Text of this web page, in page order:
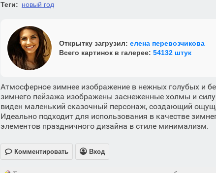
Теги: новый год
Открытку загрузил: елена перевозчикова
Всего картинок в галерее: 54132 штук
Атмосферное зимнее изображение в нежных голубых и
зимнего пейзажа изображены заснеженные холмы и
виден маленький сказочный персонаж, создающий
Идеально подходит для использования в качестве
элементов праздничного дизайна в стиле минимализм.
 Комментировать  Вход